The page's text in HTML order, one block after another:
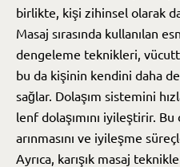
birlikte, kişi zihinsel olarak
Masaj sırasında kullanılan
dengeleme teknikleri,
bu da kişinin kendini daha
sağlar. Dolaşım sistemini
lenf dolaşımını iyileştirir.
arınmasını ve iyileşme
Ayrıca, karışık masaj